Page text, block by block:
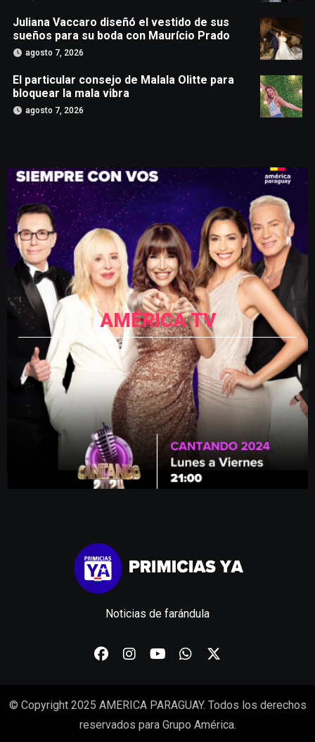
Juliana Vaccaro diseñó el vestido de sus
sueños para su boda con Maurício Prado
agosto 7, 2026
El particular consejo de Malala Olitte para
bloquear la mala vibra
agosto 7, 2026
AMÉRICA TV
Noticias de farándula
© Copyright 2025 AMERICA PARAGUAY. Todos los derechos
reservados para Grupo América.